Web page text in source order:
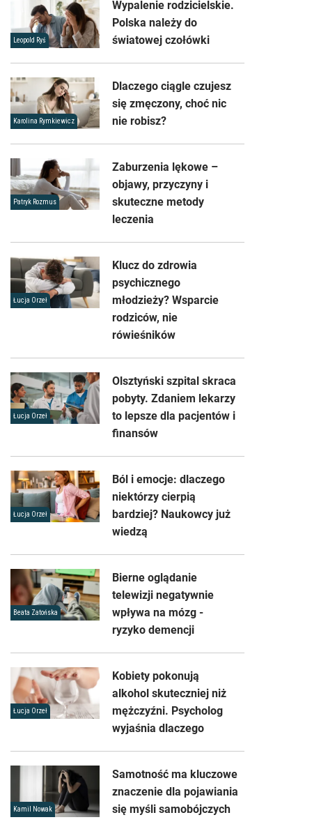
Leopold Ryś
Wypalenie rodzicielskie.
Polska należy do
światowej czołówki
Karolina Rymkiewicz
Dlaczego ciągle czujesz
się zmęczony, choć nic
nie robisz?
Patryk Rozmus
Zaburzenia lękowe –
objawy, przyczyny i
skuteczne metody
leczenia
Łucja Orzeł
Klucz do zdrowia
psychicznego
młodzieży? Wsparcie
rodziców, nie
rówieśników
Łucja Orzeł
Olsztyński szpital skraca
pobyty. Zdaniem lekarzy
to lepsze dla pacjentów i
finansów
Łucja Orzeł
Ból i emocje: dlaczego
niektórzy cierpią
bardziej? Naukowcy już
wiedzą
Beata Zatońska
Bierne oglądanie
telewizji negatywnie
wpływa na mózg -
ryzyko demencji
Łucja Orzeł
Kobiety pokonują
alkohol skuteczniej niż
mężczyźni. Psycholog
wyjaśnia dlaczego
Kamil Nowak
Samotność ma kluczowe
znaczenie dla pojawiania
się myśli samobójczych